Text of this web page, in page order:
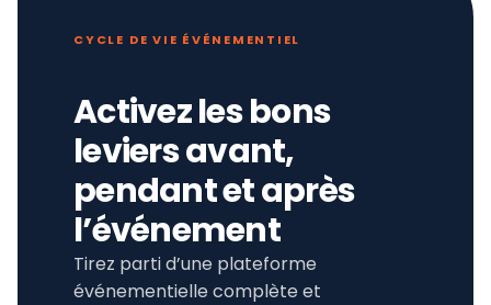
CYCLE DE VIE ÉVÉNEMENTIEL
Activez les bons
leviers avant,
pendant et après
l’événement
Tirez parti d’une plateforme
événementielle complète et